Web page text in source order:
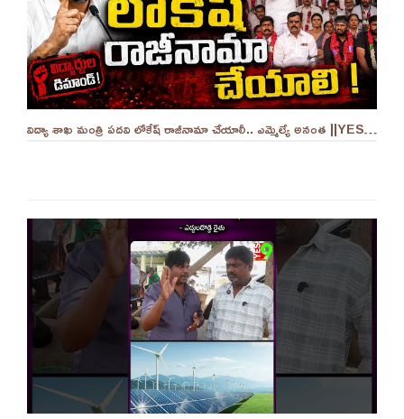
విద్యా శాఖ మంత్రి పదవి లోకేష్ రాజీనామా చేయాలీ.. ఎమ్మెల్యే అనంత ||YES 9TV